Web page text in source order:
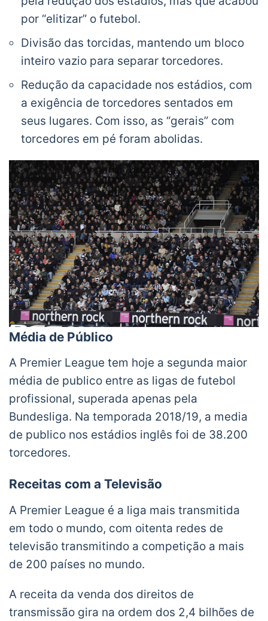
por “elitizar” o futebol.
Divisão das torcidas, mantendo um bloco
inteiro vazio para separar torcedores.
Redução da capacidade nos estádios, com
a exigência de torcedores sentados em
seus lugares. Com isso, as “gerais” com
torcedores em pé foram abolidas.
Média de Público
A Premier League tem hoje a segunda maior
média de publico entre as ligas de futebol
profissional, superada apenas pela
Bundesliga. Na temporada 2018/19, a media
de publico nos estádios inglês foi de 38.200
torcedores.
Receitas com a Televisão
A Premier League é a liga mais transmitida
em todo o mundo, com oitenta redes de
televisão transmitindo a competição a mais
de 200 países no mundo.
A receita da venda dos direitos de
transmissão gira na ordem dos 2,4 bilhões de